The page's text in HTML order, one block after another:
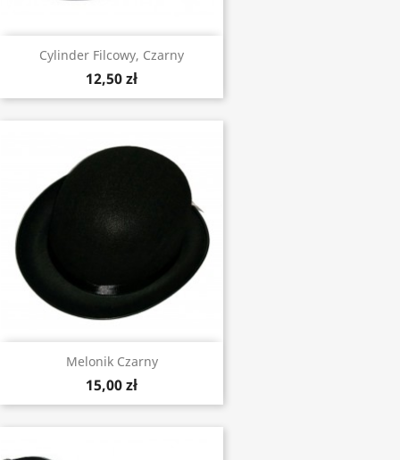
Cylinder Filcowy, Czarny
12,50 zł
Melonik Czarny
15,00 zł